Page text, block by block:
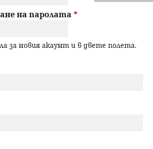
на паролата *
за новия акаунт и в двете полета.